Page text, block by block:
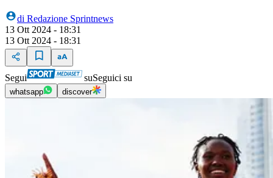
di Redazione Sprintnews
13 Ott 2024 - 18:31
13 Ott 2024 - 18:31
Segui suSeguici su
whatsapp discover